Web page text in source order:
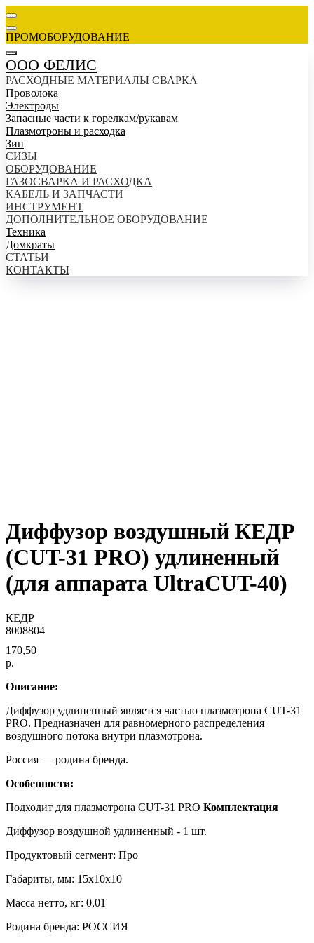
ПРОМОБОРУДОВАНИЕ
ООО ФЕЛИС
РАСХОДНЫЕ МАТЕРИАЛЫ СВАРКА
Проволока
Электроды
Запасные части к горелкам/рукавам
Плазмотроны и расходка
Зип
СИЗЫ
ОБОРУДОВАНИЕ
ГАЗОСВАРКА И РАСХОДКА
КАБЕЛЬ И ЗАПЧАСТИ
ИНСТРУМЕНТ
ДОПОЛНИТЕЛЬНОЕ ОБОРУДОВАНИЕ
Техника
Домкраты
СТАТЬИ
КОНТАКТЫ
Диффузор воздушный КЕДР
(CUT-31 PRO) удлиненный
(для аппарата UltraCUT-40)
КЕДР
8008804
170,50
р.
Описание:
Диффузор удлиненный является частью плазмотрона CUT-31
PRO. Предназначен для равномерного распределения
воздушного потока внутри плазмотрона.
Россия — родина бренда.
Особенности:
Подходит для плазмотрона CUT-31 PRO Комплектация
Диффузор воздушной удлиненный - 1 шт.
Продуктовый сегмент: Про
Габариты, мм: 15x10x10
Масса нетто, кг: 0,01
Родина бренда: РОССИЯ